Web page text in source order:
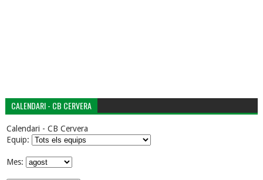
CALENDARI - CB CERVERA
Calendari - CB Cervera
Equip:
Mes: